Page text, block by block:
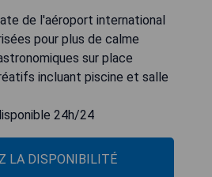
de l'aéroport international
pour plus de calme
sur place
incluant piscine et salle
24h/24
LA DISPONIBILITÉ